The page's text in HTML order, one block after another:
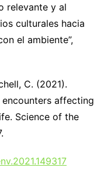
relevante y al
culturales hacia
el ambiente”,
C. (2021).
affecting
Science of the